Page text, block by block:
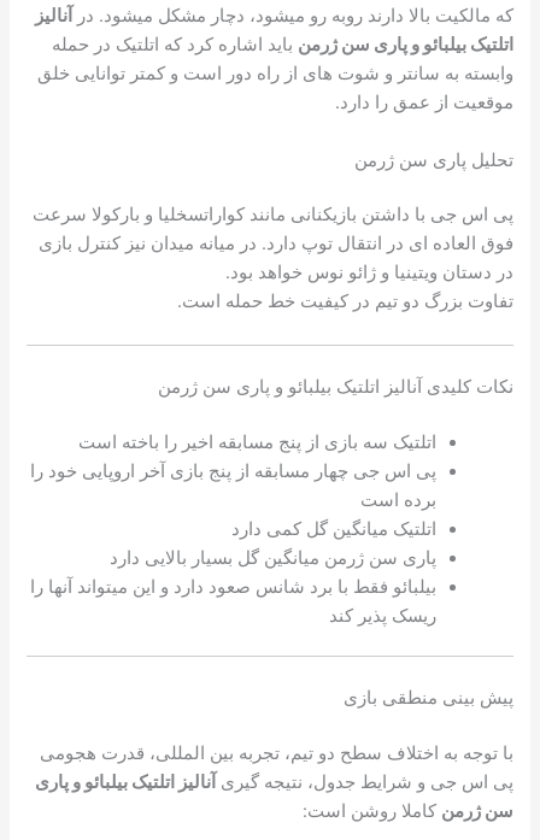
که مالکیت بالا دارند روبه رو میشود، دچار مشکل میشود. در
آنالیز
اتلتیک بیلبائو و پاری سن ژرمن باید اشاره کرد که اتلتیک در حمله
وابسته به سانتر و شوت های از راه دور است و کمتر توانایی خلق
موقعیت از عمق را دارد.
تحلیل پاری سن ژرمن
پی اس جی با داشتن بازیکنانی مانند کواراتسخلیا و بارکولا سرعت
فوق العاده ای در انتقال توپ دارد. در میانه میدان نیز کنترل بازی
در دستان ویتینیا و ژائو نوس خواهد بود.
تفاوت بزرگ دو تیم در کیفیت خط حمله است.
نکات کلیدی آنالیز اتلتیک بیلبائو و پاری سن ژرمن
اتلتیک سه بازی از پنج مسابقه اخیر را باخته است
پی اس جی چهار مسابقه از پنج بازی آخر اروپایی خود را
برده است
اتلتیک میانگین گل کمی دارد
پاری سن ژرمن میانگین گل بسیار بالایی دارد
بیلبائو فقط با برد شانس صعود دارد و این میتواند آنها را
ریسک پذیر کند
پیش بینی منطقی بازی
با توجه به اختلاف سطح دو تیم، تجربه بین المللی، قدرت هجومی
پی اس جی و شرایط جدول، نتیجه گیری آنالیز اتلتیک بیلبائو و پاری
سن ژرمن کاملا روشن است: